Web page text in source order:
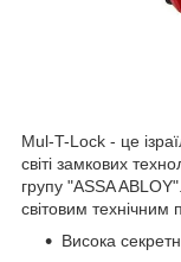
Mul-T-Lock - це
світі замкових
групу "ASSA
світовим технічним
Висока